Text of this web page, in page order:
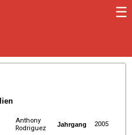
☰
Frauen
Anthony
Rodriguez
Jahrgang 2005